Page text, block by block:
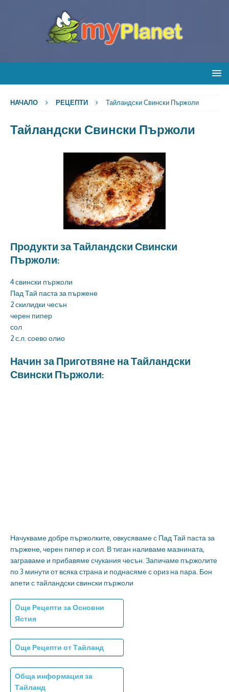
НАЧАЛО РЕЦЕПТИ Тайландски Свински Пържоли
Тайландски Свински Пържоли
Продукти за Тайландски Свински
Пържоли:
4 свински пържоли
Пад Тай паста за пържене
2 скилидки чесън
черен пипер
сол
2 с.л. соево олио
Начин за Приготвяне на Тайландски
Свински Пържоли:
Начукваме добре пържолките, овкусяваме с Пад Тай паста за
пържене, черен пипер и сол. В тиган наливаме мазнината,
заграваме и прибавяме счукания чесън. Запичаме пържолите
по 3 минути от всяка страна и поднасяме с ориз на пара. Бон
апети с тайландски свински пържоли
Oще Рецепти за Основни
Ястия
Oще Рецепти от Тайланд
Обща информация за
Тайланд